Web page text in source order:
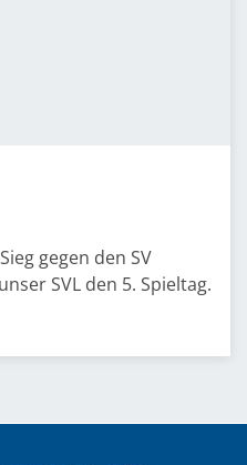
gegen den SV
SVL den 5. Spieltag.